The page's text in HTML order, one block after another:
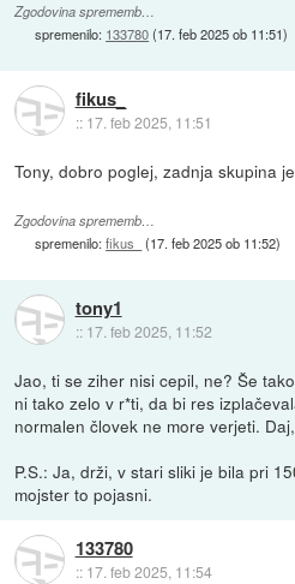
Zgodovina sprememb…
spremenilo: 133780(17. feb 2025 ob 11:51)
fikus_
:: 17. feb 2025, 11:51
Tony, dobro poglej, zadnja skupina
Zgodovina sprememb…
spremenilo:fikus_ (17. feb 2025 ob 11:52)
tony1
:: 17. feb 2025, 11:52
Jao, ti se ziher nisi cepil, ne? Še
ni tako zelo v r*ti, da bi res
normalen človek ne more verjeti.
P.S.: Ja, drži, v stari sliki je bila pri
mojster to pojasni.
133780
:: 17. feb 2025, 11:54